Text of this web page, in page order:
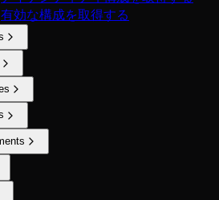
有効な構成を取得する